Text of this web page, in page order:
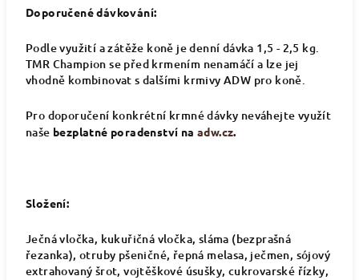
Doporučené dávkování:
Podle využití a zátěže koně je denní dávka 1,5 - 2,5 kg.
TMR Champion se před krmením nenamáčí a lze jej
vhodně kombinovat s dalšími krmivy ADW pro koně.
Pro doporučení konkrétní krmné dávky neváhejte využít
naše bezplatné poradenství na adw.cz.
Složení:
Ječná vločka, kukuřičná vločka, sláma (bezprašná
řezanka), otruby pšeničné, řepná melasa, ječmen, sójový
extrahovaný šrot, vojtěškové úsušky, cukrovarské řízky,